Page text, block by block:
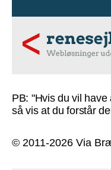
PB: "Hvis du vil
så vis at du forstår
© 2011-2026 Via